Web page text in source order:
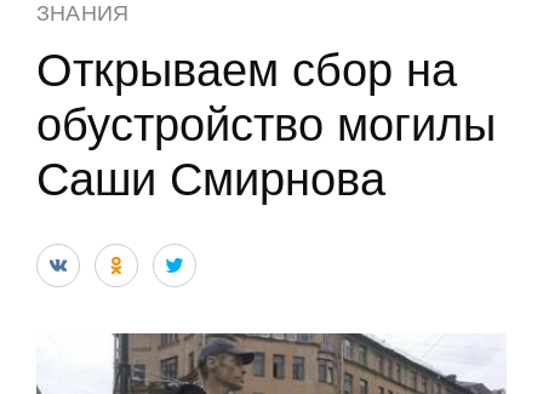
ЗНАНИЯ
Открываем сбор на
обустройство могилы
Саши Смирнова